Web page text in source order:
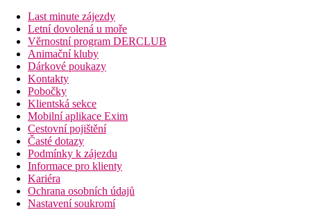
Last minute zájezdy
Letní dovolená u moře
Věrnostní program DERCLUB
Animační kluby
Dárkové poukazy
Kontakty
Pobočky
Klientská sekce
Mobilní aplikace Exim
Cestovní pojištění
Časté dotazy
Podmínky k zájezdu
Informace pro klienty
Kariéra
Ochrana osobních údajů
Nastavení soukromí